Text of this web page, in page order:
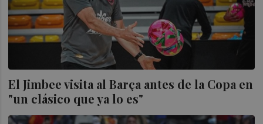
El Jimbee visita al Barça antes de la Copa en
"un clásico que ya lo es"